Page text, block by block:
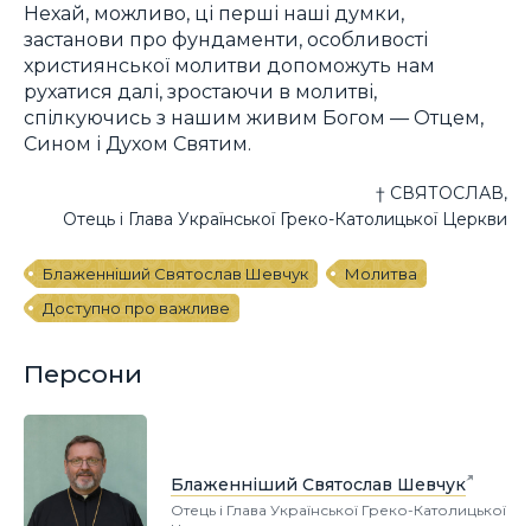
Нехай, можливо, ці перші наші думки,
застанови про фундаменти, особливості
християнської молитви допоможуть нам
рухатися далі, зростаючи в молитві,
спілкуючись з нашим живим Богом — Отцем,
Сином і Духом Святим.
† СВЯТОСЛАВ,
Отець і Глава Української Греко-Католицької Церкви
Блаженніший Святослав Шевчук
Молитва
Доступно про важливе
Персони
Блаженніший Святослав Шевчук
Отець і Глава Української Греко-Католицької